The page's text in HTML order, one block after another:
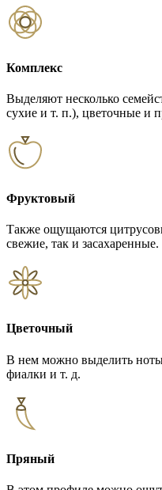
Комплекс
Выделяют несколько
сухие и т. п.), цветочные и
Фруктовый
Также ощущаются
свежие, так и засахаренные.
Цветочный
В нем можно выделить
фиалки и т. д.
Пряный